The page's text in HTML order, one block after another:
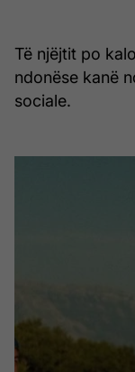
Të njëjtit po
ndonëse kanë
sociale.